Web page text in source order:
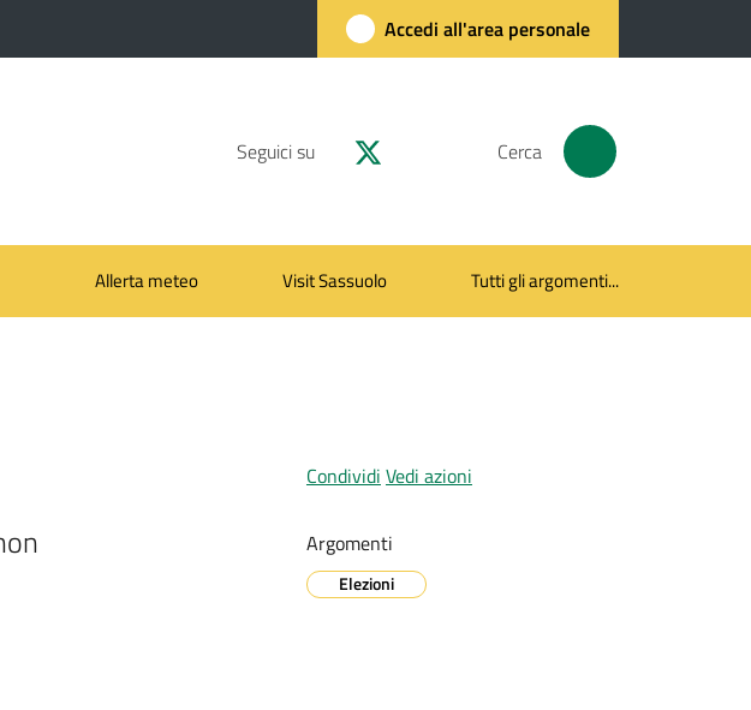
Accedi all'area personale
Seguici su Cerca
Allerta meteo Visit Sassuolo Tutti gli argomenti...
Condividi Vedi azioni
Argomenti
Elezioni